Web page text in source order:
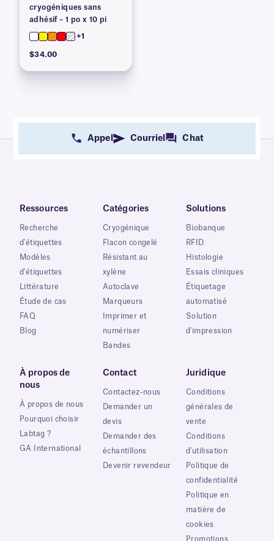
cryogéniques sans
adhésif – 1 po x 10 pi
+1
$34.00
Appel Courriel Chat
Ressources
Recherche
d'étiquettes
Modèles
d'étiquettes
Littérature
Étude de cas
FAQ
Blog
Catégories
Cryogénique
Flacon congelé
Résistant au
xylène
Autoclave
Marqueurs
Imprimer et
numériser
Bandes
Solutions
Biobanque
RFID
Histologie
Essais cliniques
Étiquetage
automatisé
Solution
d'impression
À propos de
nous
À propos de nous
Pourquoi choisir
Labtag ?
GA International
Contact
Contactez-nous
Demander un
devis
Demander des
échantillons
Devenir revendeur
Juridique
Conditions
générales de
vente
Conditions
d'utilisation
Politique de
confidentialité
Politique en
matière de
cookies
Promotions